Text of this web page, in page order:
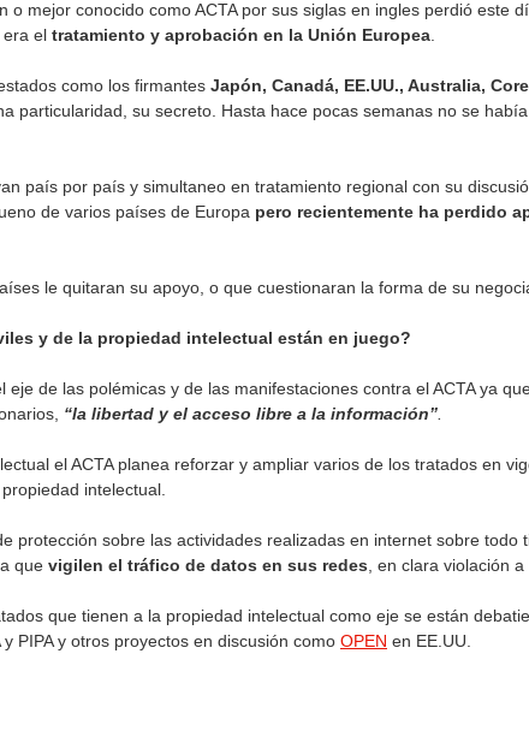
o mejor conocido como ACTA por sus siglas en ingles perdió este
el tratamiento y aprobación en la Unión Europea
como los firmantes Japón, Canadá, EE.UU., Australia,
particularidad, su secreto. Hasta hace pocas semanas no se
país por país y simultaneo en tratamiento regional con su
de varios países de Europa pero recientemente ha perdido
le quitaran su apoyo, o que cuestionaran la forma de su
y de la propiedad intelectual están en juego?
eje de las polémicas y de las manifestaciones contra el ACTA ya
“la libertad y el acceso libre a la información”
el ACTA planea reforzar y ampliar varios de los tratados en
intelectual.
protección sobre las actividades realizadas en internet sobre todo
que vigilen el tráfico de datos en sus redes , en clara violación a
que tienen a la propiedad intelectual como eje se están
PIPA y otros proyectos en discusión como OPEN en EE.UU.